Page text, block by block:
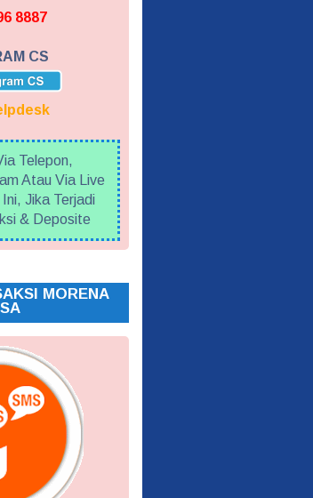
8887
CS
Telepon,
Atau Via Live
Jika Terjadi
& Deposite
MORENA